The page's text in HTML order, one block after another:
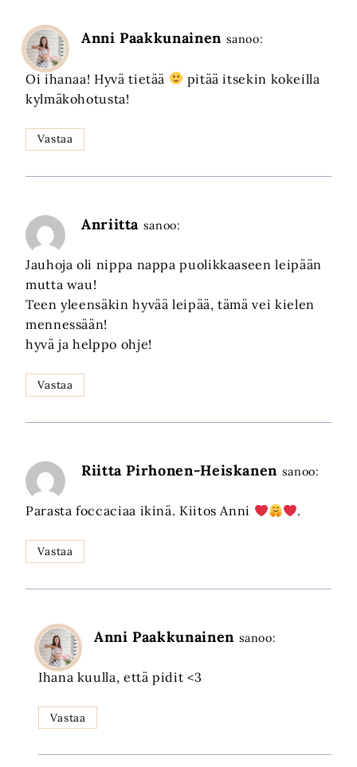
Anni Paakkunainen sanoo:
Oi ihanaa! Hyvä tietää
pitää itsekin kokeilla
kylmäkohotusta!
Vastaa
Anriitta sanoo:
Jauhoja oli nippa nappa puolikkaaseen leipään
mutta wau!
Teen yleensäkin hyvää leipää, tämä vei kielen
mennessään!
hyvä ja helppo ohje!
Vastaa
Riitta Pirhonen-Heiskanen sanoo:
Parasta foccaciaa ikinä. Kiitos Anni .
Vastaa
Anni Paakkunainen sanoo:
Ihana kuulla, että pidit <3
Vastaa